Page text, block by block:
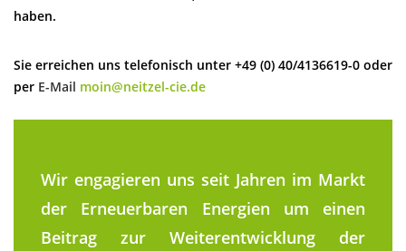
haben.
Sie erreichen uns telefonisch unter +49 (0) 40/4136619-0 oder
per E-Mail moin@neitzel-cie.de
Wir engagieren uns seit Jahren im Markt
der Erneuerbaren Energien um einen
Beitrag zur Weiterentwicklung der